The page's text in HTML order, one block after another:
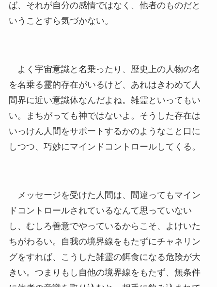
ば、それが自分の感情ではなく、他者のものだと
いうことすら気づかない。
よく宇宙意識と名乗ったり、歴史上の人物の名
を名乗る霊的存在がいるけど、あれはきわめて人
間界に近い意識体なんだよね。雑霊といってもい
い。まちがっても神ではないよ。そうした存在は
いっけん人間をサポートするかのようなこと口に
しつつ、巧妙にマインドコントロールしてくる。
メッセージを受けた人間は、間違ってもマイン
ドコントロールされているなんて思っていない
し、むしろ善意でやっているからこそ、よけいた
ちがわるい。自我の境界線をもたずにチャネリン
グをすれば、こうした雑霊の餌食になる危険が大
きい。つまりもし自他の境界線をもたず、無条件